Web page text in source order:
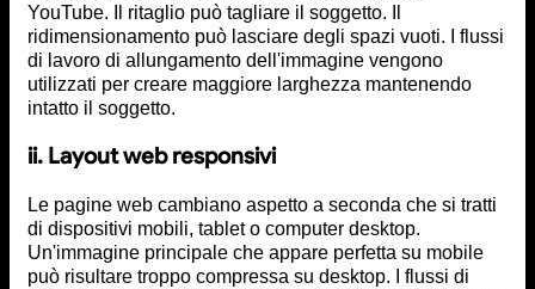
YouTube. Il ritaglio può tagliare il soggetto. Il
ridimensionamento può lasciare degli spazi vuoti. I flussi
di lavoro di allungamento dell'immagine vengono
utilizzati per creare maggiore larghezza mantenendo
intatto il soggetto.
ii. Layout web responsivi
Le pagine web cambiano aspetto a seconda che si tratti
di dispositivi mobili, tablet o computer desktop.
Un'immagine principale che appare perfetta su mobile
può risultare troppo compressa su desktop. I flussi di